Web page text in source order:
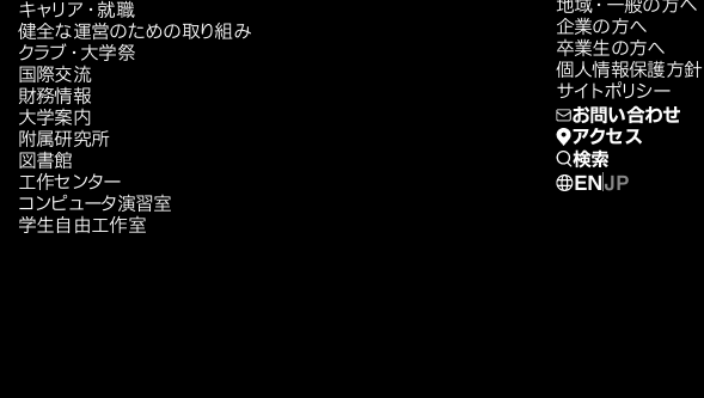
キャリア・就職
健全な運営のための取り組み
クラブ・大学祭
国際交流
財務情報
大学案内
附属研究所
図書館
工作センター
コンピュータ演習室
学生自由工作室
地域・一般の方へ
企業の方へ
卒業生の方へ
個人情報保護方針
サイトポリシー
お問い合わせ
アクセス
検索
EN JP